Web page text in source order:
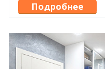
Подробнее